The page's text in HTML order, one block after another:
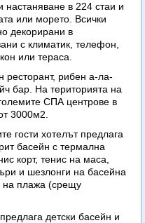
настаняване в 224 стаи и
или морето. Всички
декорирани в
с климатик, телефон,
или тераса.
ресторант, рибен а-ла-
бар. На територията на
СПА центрове в
3000м2.
гости хотелът предлага
басейн с термална
корт, тенис на маса,
и шезлонги на басейна
на плажа (срещу
детски басейн и